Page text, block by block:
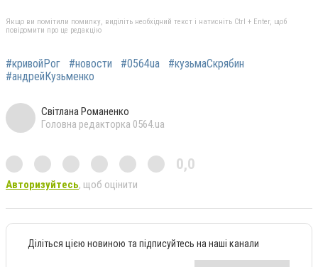
Якщо ви помітили помилку, виділіть необхідний текст і натисніть Ctrl + Enter, щоб
повідомити про це редакцію
#кривойРог #новости #0564ua
#кузьмаСкрябин
#андрейКузьменко
Світлана Романенко
Головна редакторка 0564.ua
0,0
Авторизуйтесь, щоб оцінити
Діліться цією новиною та підписуйтесь на наші канали